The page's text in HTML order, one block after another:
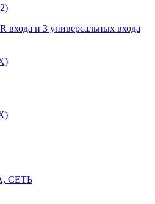
входа и 3 универсальных входа
СЕТЬ